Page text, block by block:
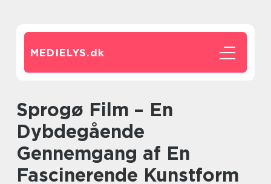
MEDIELYS.dk
Sprogø Film – En
Dybdegående
Gennemgang af En
Fascinerende Kunstform